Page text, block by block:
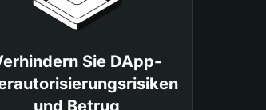
Sie DApp-
und Betrug